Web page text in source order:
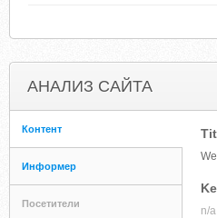
АНАЛИЗ САЙТА
Контент
Информер
Посетители
n/a